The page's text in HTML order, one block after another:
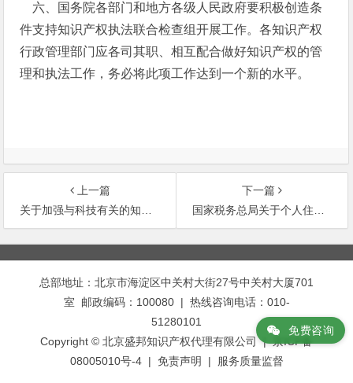
六、国务院各部门和地方各级人民政府要积极创造条
件支持知识产权执法联合检查组开展工作。各知识产权
行政管理部门应各司其职、相互配合做好知识产权的管
理和执法工作，务必将此项工作达到一个新的水平。
上一篇
关于加强与科技有关的知识产权保护和管理工作
下一篇
国家税务总局关于个人住房转让所得征收个人所
文
章
总部地址：北京市海淀区中关村大街27号中关村大厦701
室 邮政编码：100080 | 热线咨询电话：010-
51280101
Copyright © 北京盛邦知识产权代理有限公司 | 京ICP备
08005010号-4 | 免责声明 | 服务质量监督
免费咨询